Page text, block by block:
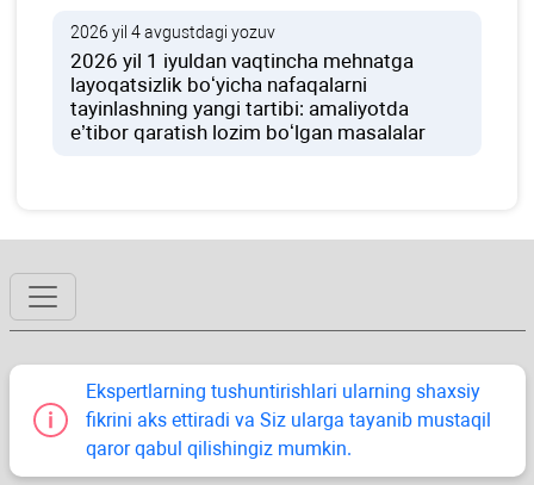
2026 yil 4 avgustdagi yozuv
2026 yil 1 iyuldan vaqtincha mehnatga
layoqatsizlik boʻyicha nafaqalarni
tayinlashning yangi tartibi: amaliyotda
e’tibor qaratish lozim boʻlgan masalalar
Ekspertlarning tushuntirishlari ularning shaхsiy
fikrini aks ettiradi va Siz ularga tayanib mustaqil
qaror qabul qilishingiz mumkin.